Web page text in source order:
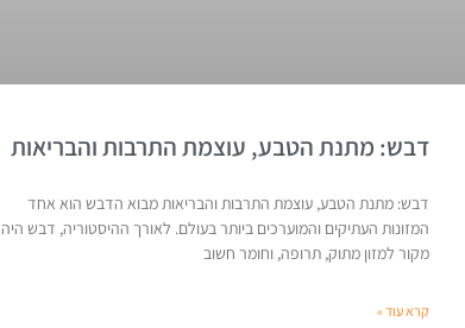
דבש: מתנת הטבע, עוצמת התרבות והבריאות
דבש: מתנת הטבע, עוצמת התרבות והבריאות מבוא הדבש הוא אחד
המזונות העתיקים והמוערכים ביותר בעולם. לאורך ההיסטוריה, דבש היה
מקור למזון מתוק, תרופה, וחומר חשוב
קרא עוד »